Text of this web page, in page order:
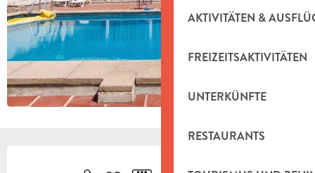
AKTIVITÄTEN &
FREIZEITSAKTIVITÄTEN
UNTERKÜNFTE
RESTAURANTS